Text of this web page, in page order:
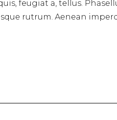
feugiat a, tellus.
rutrum. Aenean